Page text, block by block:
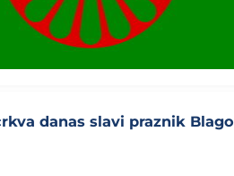
danas slavi praznik